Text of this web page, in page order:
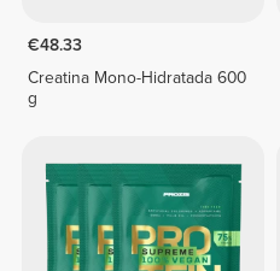
€48.33
Creatina Mono-Hidratada 600
g